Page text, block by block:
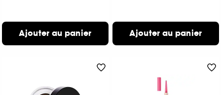
Ajouter au panier Ajouter au panier